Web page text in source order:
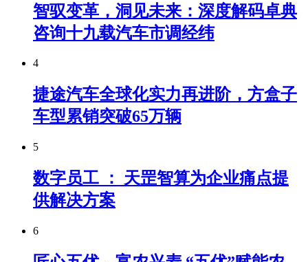
智驭变革，洞见未来：深度解码卓典
咨询十九载汽车市调经纬
4
捷途汽车全球化实力再进阶，方盒子
车型累销突破65万辆
5
数字员工 ： 天罡智算为企业痛点提
供解决方案
6